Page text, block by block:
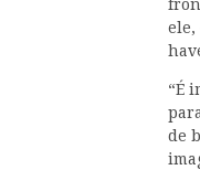
ele,
“É
de